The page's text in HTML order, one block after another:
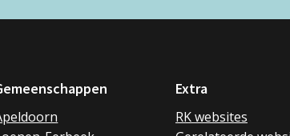
Extra
RK websites